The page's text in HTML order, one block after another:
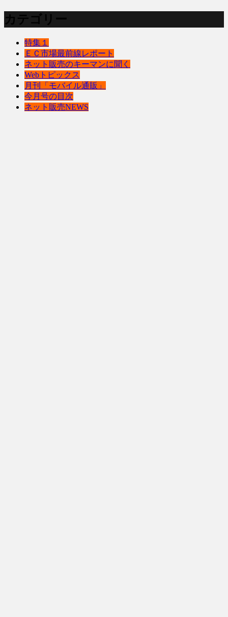
カテゴリー
特集１
ＥＣ市場最前線レポート
ネット販売のキーマンに聞く
Webトピックス
月刊「モバイル通販」
今月号の目次
ネット販売NEWS